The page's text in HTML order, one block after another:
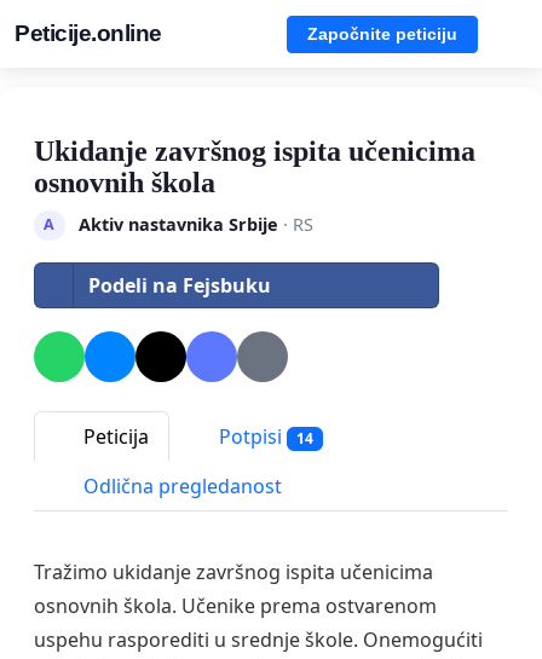
Peticije.online Započnite peticiju
Ukidanje završnog ispita učenicima
osnovnih škola
A Aktiv nastavnika Srbije · RS
Podeli na Fejsbuku
Peticija Potpisi 14
Odlična pregledanost
Tražimo ukidanje završnog ispita učenicima
osnovnih škola. Učenike prema ostvarenom
uspehu rasporediti u srednje škole. Onemogućiti